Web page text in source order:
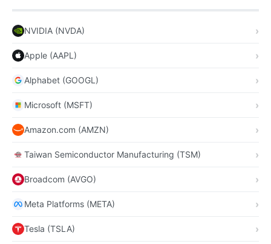
NVIDIA (NVDA)
Apple (AAPL)
Alphabet (GOOGL)
Microsoft (MSFT)
Amazon.com (AMZN)
Taiwan Semiconductor Manufacturing (TSM)
Broadcom (AVGO)
Meta Platforms (META)
Tesla (TSLA)